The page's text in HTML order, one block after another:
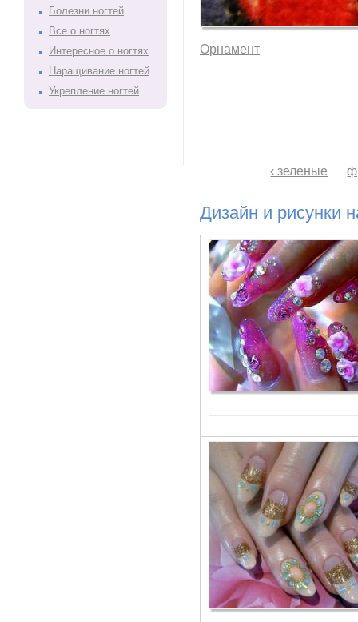
Болезни ногтей
Все о ногтях
Интересное о ногтях
Наращивание ногтей
Укрепление ногтей
Орнамент
‹ зеленые
Дизайн и рисунки